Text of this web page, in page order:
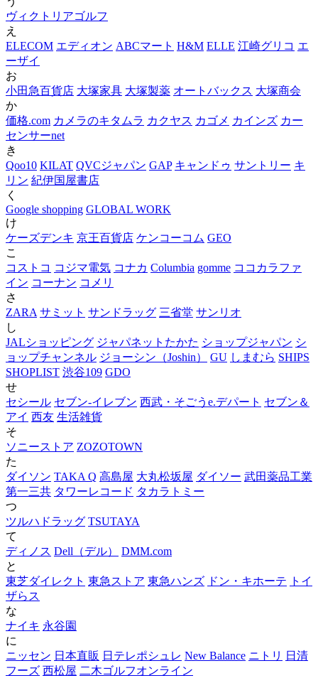
ヴィクトリアゴルフ
え
ELECOM エディオン ABCマート H&M ELLE 江崎グリコ エ
ーザイ
お
小田急百貨店 大塚家具 大塚製薬 オートバックス 大塚商会
か
価格.com カメラのキタムラ カクヤス カゴメ カインズ カー
センサーnet
き
Qoo10 KILAT QVCジャパン GAP キャンドゥ サントリー キ
リン 紀伊国屋書店
く
Google shopping GLOBAL WORK
け
ケーズデンキ 京王百貨店 ケンコーコム GEO
こ
コストコ コジマ電気 コナカ Columbia gomme ココカラファ
イン コーナン コメリ
さ
ZARA サミット サンドラッグ 三省堂 サンリオ
し
JALショッピング ジャパネットたかた ショップジャパン シ
ョップチャンネル ジョーシン（Joshin） GU しまむら SHIPS
SHOPLIST 渋谷109 GDO
せ
セシール セブン‐イレブン 西武・そごうe.デパート セブン＆
アイ 西友 生活雑貨
そ
ソニーストア ZOZOTOWN
た
ダイソン TAKA Q 高島屋 大丸松坂屋 ダイソー 武田薬品工業
第一三共 タワーレコード タカラトミー
つ
ツルハドラッグ TSUTAYA
て
ディノス Dell（デル）
DMM.com
と
東芝ダイレクト 東急ストア 東急ハンズ ドン・キホーテ
トイ
ザらス
な
ナイキ 永谷園
に
ニッセン 日本直販 日テレポシュレ New Balance ニトリ
日清
フーズ 西松屋 二木ゴルフオンライン